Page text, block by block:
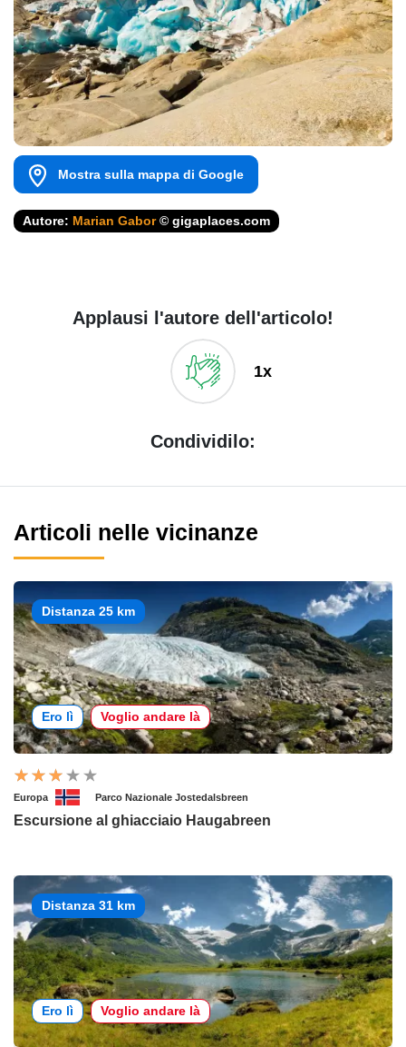
Mostra sulla mappa di Google
Autore: Marian Gabor© gigaplaces.com
Applausi l'autore dell'articolo!
1x
Condividilo:
Articoli nelle vicinanze
Distanza 25 km
Ero lì Voglio andare là
Europa Parco Nazionale Jostedalsbreen
Escursione al ghiacciaio Haugabreen
Distanza 31 km
Ero lì Voglio andare là